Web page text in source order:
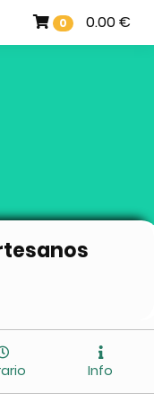
0 0.00 €
Info